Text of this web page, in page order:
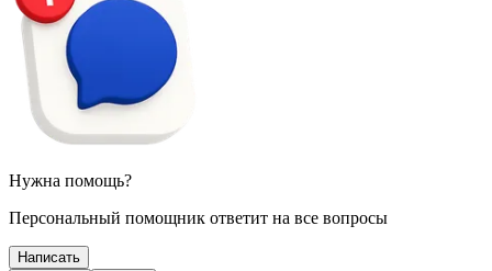
Нужна помощь?
Персональный помощник ответит на все вопросы
Написать